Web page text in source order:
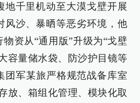
地千里机动至大漠戈壁开展
风沙、暴晒等恶劣环境，他
资从“通用版”升级为“戈壁
容量储水袋、防沙护目镜等
团军某旅严格规范战备库室
放、箱组化管理、模块化取